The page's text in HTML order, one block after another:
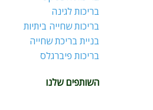
בריכות לגינה
בריכות שחייה ביתיות
בניית בריכת שחייה
בריכות פיברגלס
השותפים שלנו